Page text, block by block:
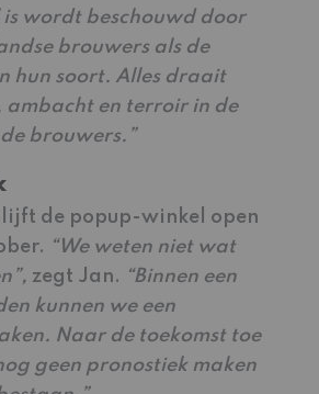
is wordt beschouwd door
brouwers als de
hun soort. Alles draait
ambacht en terroir in de
brouwers.”
de popup-winkel open
“We weten niet wat
zegt Jan. “Binnen een
kunnen we een
Naar de toekomst toe
geen pronostiek maken